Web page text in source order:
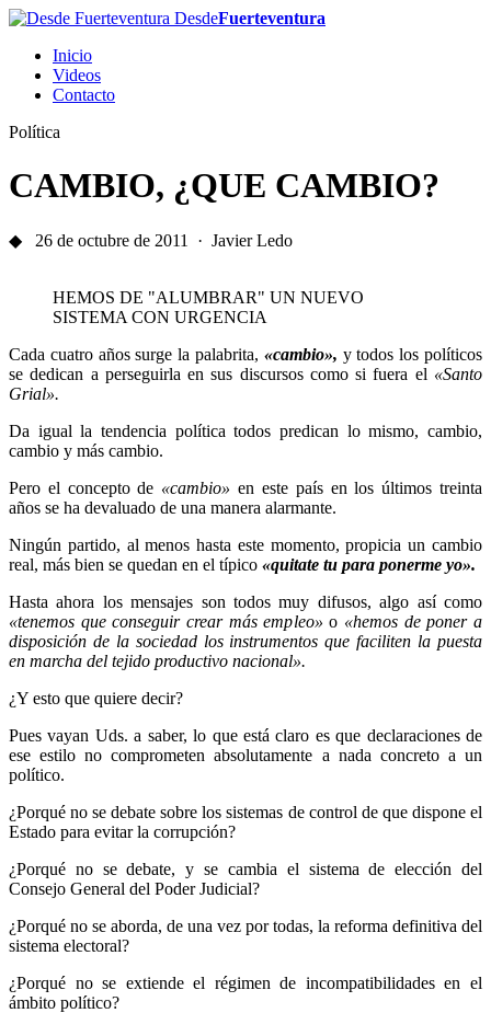
DesdeFuerteventura
Inicio
Videos
Contacto
Política
CAMBIO, ¿QUE CAMBIO?
◆ 26 de octubre de 2011 · Javier Ledo
HEMOS DE "ALUMBRAR" UN NUEVO
SISTEMA CON URGENCIA
Cada cuatro años surge la palabrita, «cambio», y todos los políticos
se dedican a perseguirla en sus discursos como si fuera el «Santo
Grial».
Da igual la tendencia política todos predican lo mismo, cambio,
cambio y más cambio.
Pero el concepto de «cambio» en este país en los últimos treinta
años se ha devaluado de una manera alarmante.
Ningún partido, al menos hasta este momento, propicia un cambio
real, más bien se quedan en el típico «quitate tu para ponerme yo».
Hasta ahora los mensajes son todos muy difusos, algo así como
«tenemos que conseguir crear más empleo» o «hemos de poner a
disposición de la sociedad los instrumentos que faciliten la puesta
en marcha del tejido productivo nacional».
¿Y esto que quiere decir?
Pues vayan Uds. a saber, lo que está claro es que declaraciones de
ese estilo no comprometen absolutamente a nada concreto a un
político.
¿Porqué no se debate sobre los sistemas de control de que dispone el
Estado para evitar la corrupción?
¿Porqué no se debate, y se cambia el sistema de elección del
Consejo General del Poder Judicial?
¿Porqué no se aborda, de una vez por todas, la reforma definitiva del
sistema electoral?
¿Porqué no se extiende el régimen de incompatibilidades en el
ámbito político?